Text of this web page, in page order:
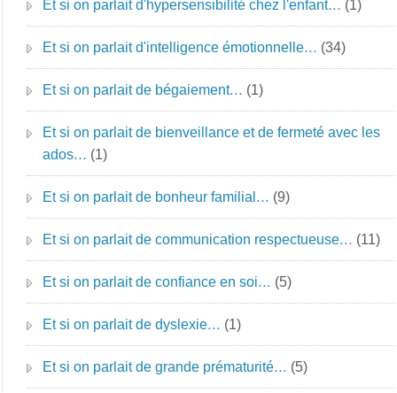
Et si on parlait d'hypersensibilité chez l'enfant… (1)
Et si on parlait d'intelligence émotionnelle… (34)
Et si on parlait de bégaiement… (1)
Et si on parlait de bienveillance et de fermeté avec les
ados… (1)
Et si on parlait de bonheur familial… (9)
Et si on parlait de communication respectueuse… (11)
Et si on parlait de confiance en soi… (5)
Et si on parlait de dyslexie… (1)
Et si on parlait de grande prématurité… (5)